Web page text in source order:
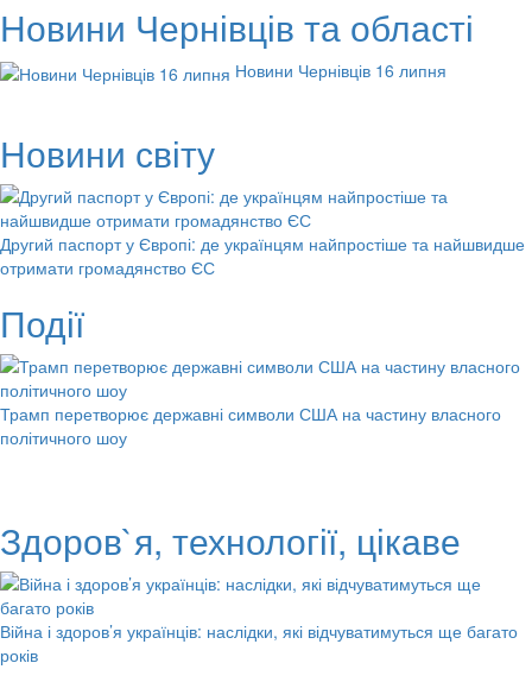
Новини Чернівців та області
Новини Чернівців 16 липня
Новини світу
Другий паспорт у Європі: де українцям найпростіше та найшвидше
отримати громадянство ЄС
Події
Трамп перетворює державні символи США на частину власного
політичного шоу
Здоров`я, технології, цікаве
Війна і здоров’я українців: наслідки, які відчуватимуться ще багато
років